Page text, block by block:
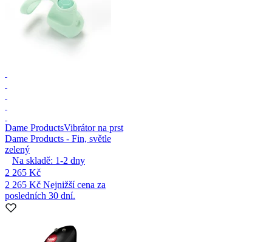
Dame ProductsVibrátor na prst
Dame Products - Fin, světle
zelený
Na skladě: 1-2 dny
2 265 Kč
2 265 Kč Nejnižší cena za
posledních 30 dní.